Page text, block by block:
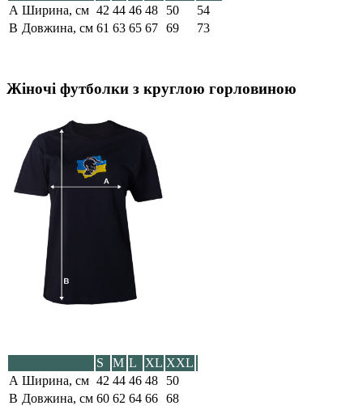
A Ширина, см 42 44 46 48 50
54
B Довжина, см 61 63 65 67 69 73
Жіночі футболки з круглою горловиною
S M L XL XXL
A Ширина, см 42 44 46 48
50
B Довжина, см 60 62 64 66 68